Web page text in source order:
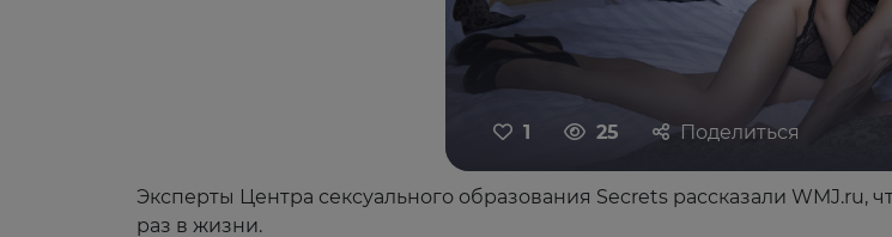
1 25 Поделиться
Эксперты Центра сексуального образования Secrets рассказали WMJ.ru,
раз в жизни.